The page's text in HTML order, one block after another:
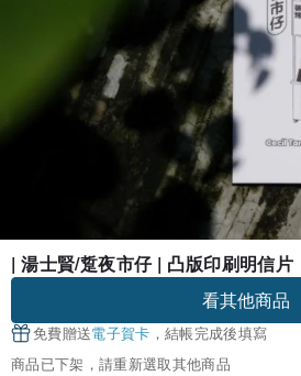
| 湯士賢/踅夜市仔 | 凸版印刷明信片
看其他商品
免費贈送電子賀卡 ，結帳完成後填寫
商品已下架，請重新選取其他商品